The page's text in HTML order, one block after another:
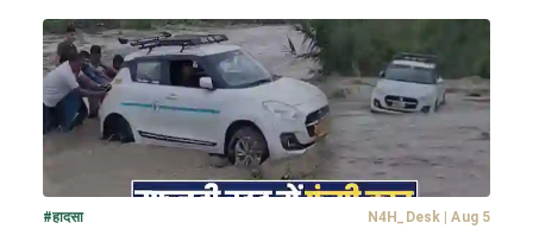
#हादसा N4H_Desk | Aug 5